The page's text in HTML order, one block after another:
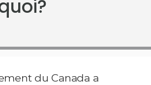
du Canada a